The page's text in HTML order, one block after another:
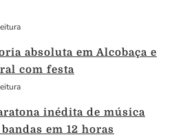
absoluta em Alcobaça e
com festa
inédita de música
em 12 horas